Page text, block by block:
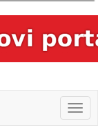
Toggle